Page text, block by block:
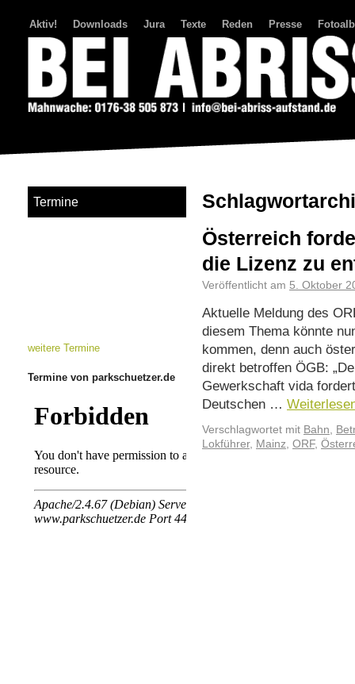
Aktiv! Downloads Jura Texte Reden Presse
Österreich
die Lizenz zu
Veröffentlicht am 5. Oktober
Aktuelle Meldung des
diesem Thema könnte
kommen, denn auch
direkt betroffen ÖGB:
Gewerkschaft vida
Deutschen …
Verschlagwortet mit Bahn,
Lokführer, Mainz, ORF,
Termine
weitere Termine
Termine von parkschuetzer.de